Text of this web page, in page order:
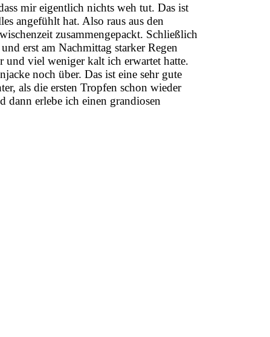
mir eigentlich nichts weh tut. Das ist
angefühlt hat. Also raus aus den
zusammengepackt. Schließlich
erst am Nachmittag starker Regen
und viel weniger kalt ich erwartet hatte.
noch über. Das ist eine sehr gute
als die ersten Tropfen schon wieder
erlebe ich einen grandiosen